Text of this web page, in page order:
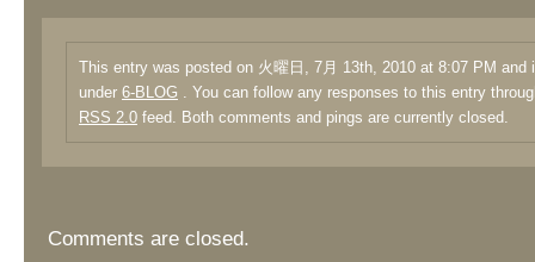
This entry was posted on 火曜日, 7月 13th, 2010 at 8:07 PM and
under 6-BLOG . You can follow any responses to this entry
RSS 2.0 feed. Both comments and pings are currently closed.
Comments are closed.